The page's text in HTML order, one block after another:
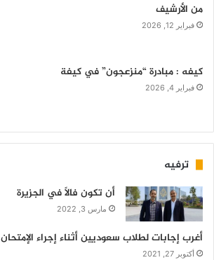
من الأرشيف
فبراير 12, 2026
كيفه : مبادرة “منزعجون” في كيفة
فبراير 4, 2026
ترفيه
أن تكون فالاً في الجزيرة
مارس 3, 2022
أغرب إجابات لطلاب سعوديين أثناء إجراء الإمتحان
أكتوبر 27, 2021